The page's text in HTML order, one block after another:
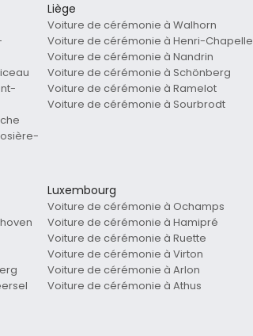
Liège
Voiture de cérémonie à Walhorn
Voiture de cérémonie à Henri-Chapelle
Voiture de cérémonie à Nandrin
Voiture de cérémonie à Schönberg
Voiture de cérémonie à Ramelot
Voiture de cérémonie à Sourbrodt
Luxembourg
Voiture de cérémonie à Ochamps
Voiture de cérémonie à Hamipré
Voiture de cérémonie à Ruette
Voiture de cérémonie à Virton
Voiture de cérémonie à Arlon
Voiture de cérémonie à Athus